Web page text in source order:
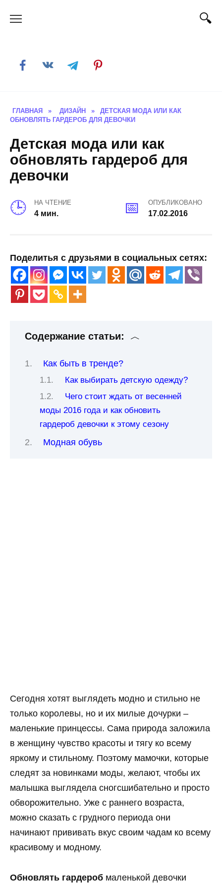
ГЛАВНАЯ » ДИЗАЙН »
ДЕТСКАЯ МОДА ИЛИ КАК
ОБНОВЛЯТЬ ГАРДЕРОБ ДЛЯ ДЕВОЧКИ
Детская мода или как
обновлять гардероб для
девочки
НА ЧТЕНИЕ
4 мин.
ОПУБЛИКОВАНО
17.02.2016
Поделитья с друзьями в социальных сетях:
Содержание статьи:
Как быть в тренде?
Как выбирать детскую одежду?
Чего стоит ждать от весенней
моды 2016 года и как обновить
гардероб девочки к этому сезону
Модная обувь
Сегодня хотят выглядеть модно и стильно не
только королевы, но и их милые дочурки –
маленькие принцессы. Сама природа заложила
в женщину чувство красоты и тягу ко всему
яркому и стильному. Поэтому мамочки, которые
следят за новинками моды, желают, чтобы их
малышка выглядела сногсшибательно и просто
обворожительно. Уже с раннего возраста,
можно сказать с грудного периода они
начинают прививать вкус своим чадам ко всему
красивому и модному.
Обновлять гардероб маленькой девочки